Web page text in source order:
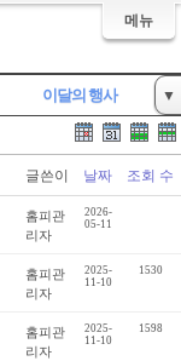
메뉴
이달의 행사
▼
글쓴이 날짜 조회 수
홈피관
리자
2026-
05-11
홈피관
리자
2025-
11-10
1530
홈피관
리자
2025-
11-10
1598